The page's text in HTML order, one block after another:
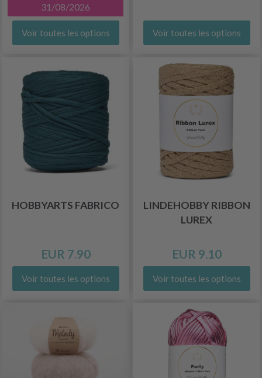
31/08/2026
Voir toutes les options Voir toutes les options
HOBBYARTS FABRICO
EUR 7.90
Voir toutes les options
LINDEHOBBY RIBBON
LUREX
EUR 9.10
Voir toutes les options